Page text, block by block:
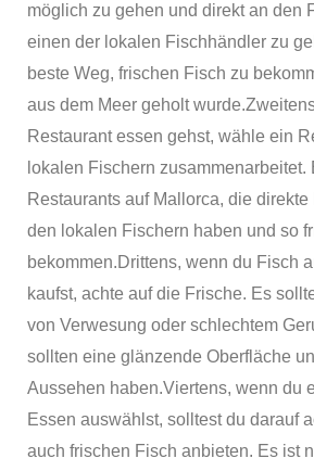
möglich zu gehen und direkt an den
einen der lokalen Fischhändler zu
beste Weg, frischen Fisch zu
aus dem Meer geholt
Restaurant essen gehst, wähle ein
lokalen Fischern zusammenarbeitet.
Restaurants auf Mallorca, die
den lokalen Fischern haben und so
bekommen.Drittens, wenn du Fisch
kaufst, achte auf die Frische. Es
von Verwesung oder schlechtem
sollten eine glänzende Oberfläche
Aussehen haben.Viertens, wenn du
Essen auswählst, solltest du darauf
auch frischen Fisch anbieten. Es ist